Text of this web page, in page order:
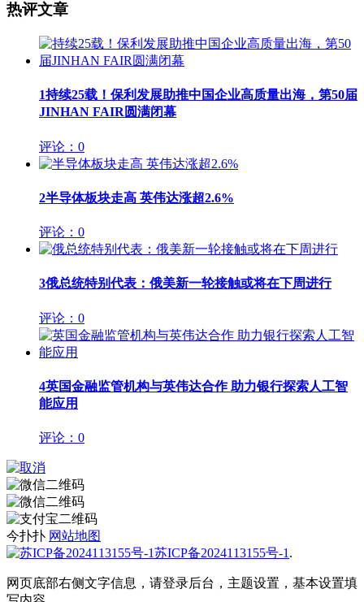
热评文章
1持续25载！保利发展助推中国企业高质量出海，第50届
JINHAN FAIR圆满闭幕
评论：0
2半导体板块走高 英伟达涨超2.6%
评论：0
3俄总统特别代表：俄美新一轮接触或将在下周进行
评论：0
4英国金融监管机构与英伟达合作 助力银行探索人工智
能应用
评论：0
今扑扑 网站地图
苏ICP备2024113155号-1 .
网页底部右侧文字信息，请登录后台，主题设置，基本设置填